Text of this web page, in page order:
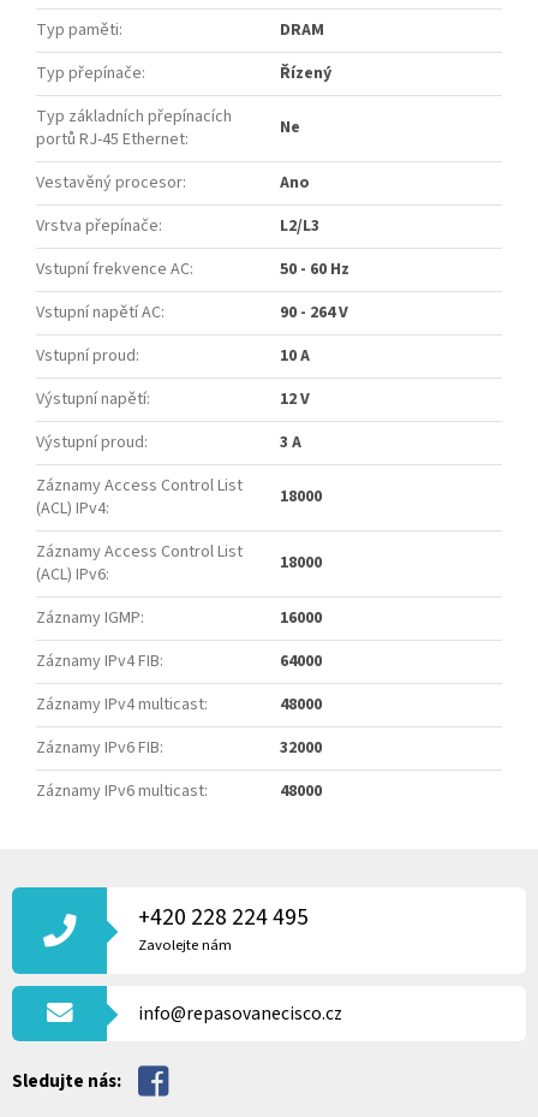
Typ paměti:
DRAM
Typ přepínače:
Řízený
Typ základních přepínacích
portů RJ-45 Ethernet: Ne
Vestavěný procesor:
Ano
Vrstva přepínače:
L2/L3
Vstupní frekvence AC:
50 - 60 Hz
Vstupní napětí AC:
90 - 264 V
Vstupní proud:
10 A
Výstupní napětí:
12 V
Výstupní proud:
3 A
Záznamy Access Control List
(ACL) IPv4: 18000
Záznamy Access Control List
(ACL) IPv6: 18000
Záznamy IGMP:
16000
Záznamy IPv4 FIB:
64000
Záznamy IPv4 multicast:
48000
Záznamy IPv6 FIB:
32000
Záznamy IPv6 multicast: 48000
Á
T
+420 228 224 495
Zavolejte nám
info@repasovanecisco.cz
Sledujte nás: